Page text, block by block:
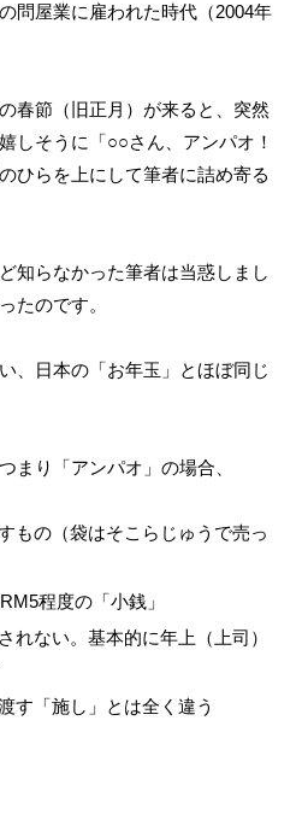
問屋業に雇われた時代（2004年
春節（旧正月）が来ると、突然
しそうに「○○さん、アンパオ！
ひらを上にして筆者に詰め寄る
知らなかった筆者は当惑しまし
たのです。
、日本の「お年玉」とほぼ同じ
まり「アンパオ」の場合、
もの（袋はそこらじゅうで売っ
程度の「小銭」
れない。基本的に年上（上司）
す「施し」とは全く違う